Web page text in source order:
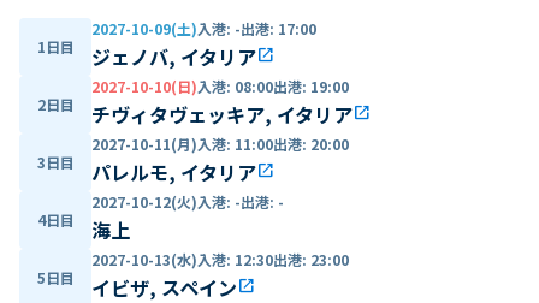
1日目
2027-10-09(土)入港: -出港: 17:00
ジェノバ, イタリアopen_in_new
2日目
2027-10-10(日)入港: 08:00出港: 19:00
チヴィタヴェッキア, イタリアopen_in_new
3日目
2027-10-11(月)入港: 11:00出港: 20:00
パレルモ, イタリアopen_in_new
4日目
2027-10-12(火)入港: -出港: -
海上
5日目
2027-10-13(水)入港: 12:30出港: 23:00
イビザ, スペインopen_in_new